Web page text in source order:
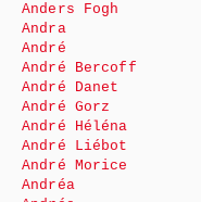
Anders Fogh
Andra
André
André Bercoff
André Danet
André Gorz
André Héléna
André Liébot
André Morice
Andréa